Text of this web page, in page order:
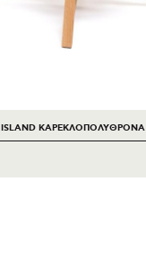
ISLAND ΚΑΡΕΚΛΟΠΟΛΥΘΡΟΝΑ